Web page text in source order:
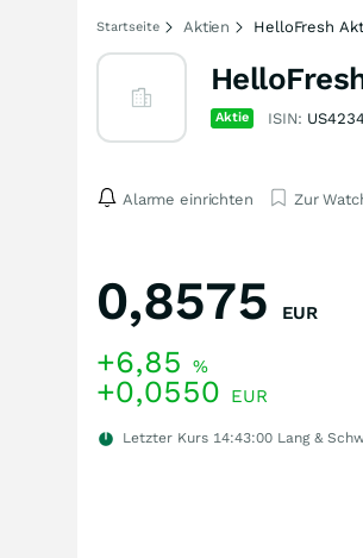
Startseite Aktien HelloFresh
Aktie ISIN:
Alarme einrichten Zur
0,8575 EUR
+6,85 %
+0,0550 EUR
Letzter Kurs 14:43:00 Lang &